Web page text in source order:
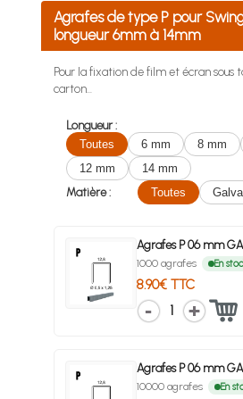
Agrafes de type P pour
longueur 6mm à 14mm
Pour la fixation de film et écran sous
carton...
Longueur :
Toutes
6 mm 8 mm
12 mm
14 mm
Matière :
Toutes
Agrafes P 06 mm
1000 agrafes En
8.90€ TTC
1
Agrafes P 06 mm
10000 agrafes En